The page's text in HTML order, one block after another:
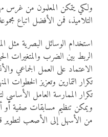
ولكي يتمكن المعلمون من غرس
التلاميذ، فمن الأفضل اتباع
استخدام الوسائل البصرية مثل
الربط بين الضرب والمتغيرات
الاعتماد على العمل الجماعي
تكرار التمارين وتعزيز الخطوات
تكرار الممارسة العامل
ويمكن تنظيم مسابقات صفية
من الأسهل إلى الأصعب